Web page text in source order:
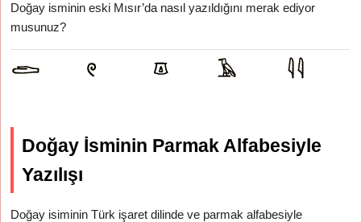
Doğay isminin eski Mısır’da nasıl yazıldığını merak ediyor
musunuz?
Doğay İsminin Parmak Alfabesiyle
Yazılışı
Doğay isiminin Türk işaret dilinde ve parmak alfabesiyle